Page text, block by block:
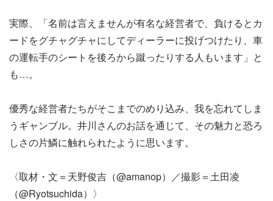
実際、「名前は言えませんが有名な経営者で、負けるとカ
ードをグチャグチャにしてディーラーに投げつけたり、車
の運転手のシートを後ろから蹴ったりする人もいます」と
も…。
優秀な経営者たちがそこまでのめり込み、我を忘れてしま
うギャンブル。井川さんのお話を通じて、その魅力と恐ろ
しさの片鱗に触れられたように思います。
〈取材・文＝天野俊吉（@amanop）／撮影＝土田凌
（@Ryotsuchida）〉